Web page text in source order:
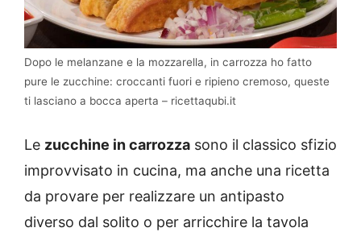
Dopo le melanzane e la mozzarella, in carrozza ho fatto
pure le zucchine: croccanti fuori e ripieno cremoso, queste
ti lasciano a bocca aperta – ricettaqubi.it
Le zucchine in carrozza sono il classico sfizio
improvvisato in cucina, ma anche una ricetta
da provare per realizzare un antipasto
diverso dal solito o per arricchire la tavola